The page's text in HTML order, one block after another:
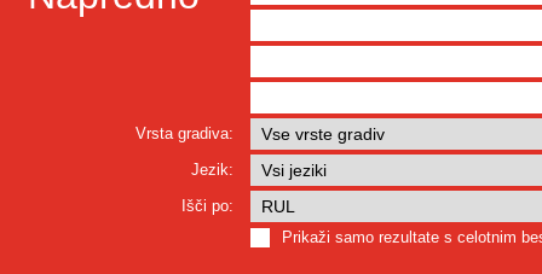
Vrsta gradiva:
Jezik:
Išči po:
Prikaži samo rezultate s celotnim